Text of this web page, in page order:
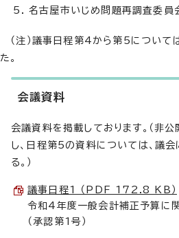
名古屋市いじめ問題再調査委員
（注）議事日程第4から第5について
た。
会議資料
会議資料を掲載しております。（非
し、日程第5の資料については、議会
る。）
議事日程1 （PDF 172.8 KB）
令和4年度一般会計補正予算に
（承認第1号）